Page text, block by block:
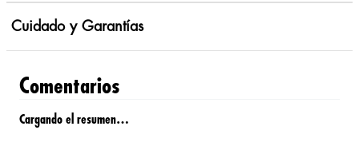
Cuidado y Garantías
Comentarios
Cargando el resumen…